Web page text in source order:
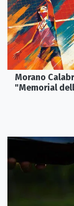
Morano
"Memorial